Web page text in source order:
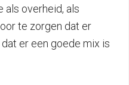
als overheid, als
te zorgen dat er
er een goede mix is